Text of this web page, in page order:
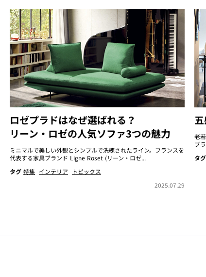
ロゼプラドはなぜ選ばれる？
リーン・ロゼの人気ソファ3つの魅力
ミニマルで美しい外観とシンプルで洗練されたライン。フランスを
代表する家具ブランド Ligne Roset (リーン・ロゼ...
タグ 特集 インテリア
トピックス
2025.07.29
老
ブ
タグ